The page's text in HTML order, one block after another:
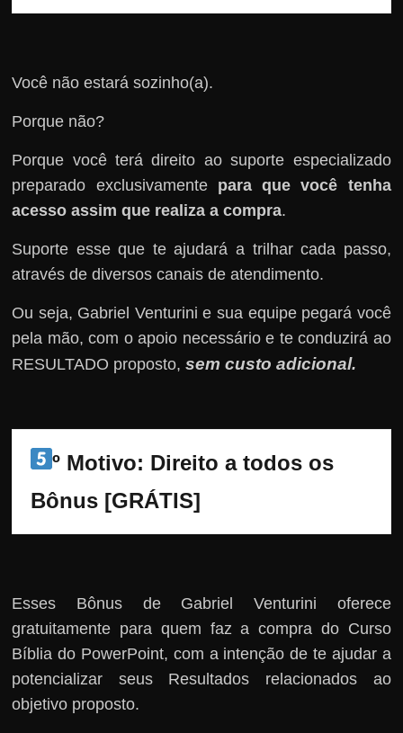
Você não estará sozinho(a).
Porque não?
Porque você terá direito ao suporte especializado
preparado exclusivamente para que você tenha
acesso assim que realiza a compra.
Suporte esse que te ajudará a trilhar cada passo,
através de diversos canais de atendimento.
Ou seja, Gabriel Venturini e sua equipe pegará você
pela mão, com o apoio necessário e te conduzirá ao
RESULTADO proposto,sem custo adicional.
º Motivo: Direito a todos os
Bônus [GRÁTIS]
Esses Bônus de Gabriel Venturini oferece
gratuitamente para quem faz a compra do Curso
Bíblia do PowerPoint, com a intenção de te ajudar a
potencializar seus Resultados relacionados ao
objetivo proposto.